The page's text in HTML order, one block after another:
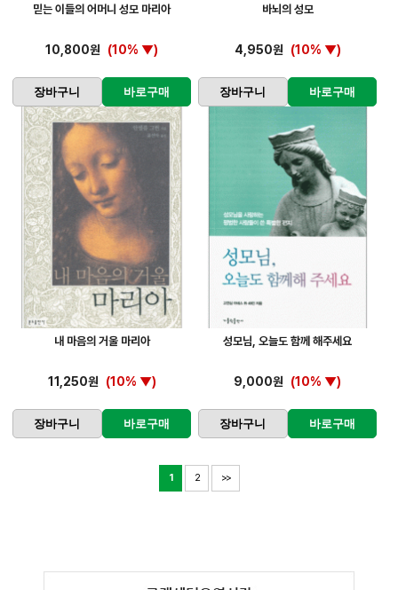
믿는 이들의 어머니 성모 마리아
10,800원 (10% ▼)
장바구니 바로구매
바뇌의 성모
4,950원 (10% ▼)
장바구니 바로구매
내 마음의 거울 마리아
11,250원 (10% ▼)
장바구니 바로구매
성모님, 오늘도 함께 해주세요
9,000원 (10% ▼)
장바구니 바로구매
1 2 >>